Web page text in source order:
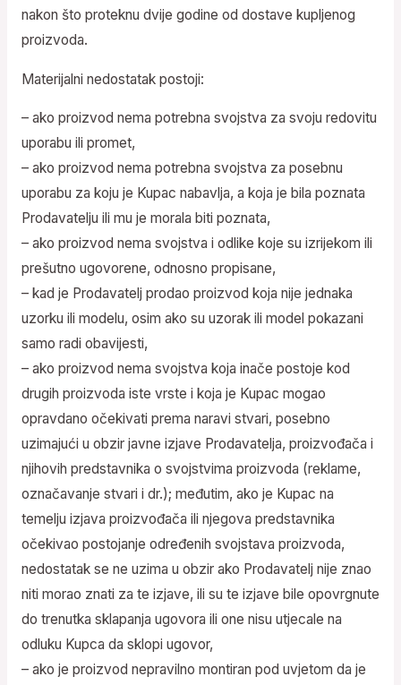
nakon što proteknu dvije godine od dostave kupljenog
proizvoda.
Materijalni nedostatak postoji:
– ako proizvod nema potrebna svojstva za svoju redovitu
uporabu ili promet,
– ako proizvod nema potrebna svojstva za posebnu
uporabu za koju je Kupac nabavlja, a koja je bila poznata
Prodavatelju ili mu je morala biti poznata,
– ako proizvod nema svojstva i odlike koje su izrijekom ili
prešutno ugovorene, odnosno propisane,
– kad je Prodavatelj prodao proizvod koja nije jednaka
uzorku ili modelu, osim ako su uzorak ili model pokazani
samo radi obavijesti,
– ako proizvod nema svojstva koja inače postoje kod
drugih proizvoda iste vrste i koja je Kupac mogao
opravdano očekivati prema naravi stvari, posebno
uzimajući u obzir javne izjave Prodavatelja, proizvođača i
njihovih predstavnika o svojstvima proizvoda (reklame,
označavanje stvari i dr.); međutim, ako je Kupac na
temelju izjava proizvođača ili njegova predstavnika
očekivao postojanje određenih svojstava proizvoda,
nedostatak se ne uzima u obzir ako Prodavatelj nije znao
niti morao znati za te izjave, ili su te izjave bile opovrgnute
do trenutka sklapanja ugovora ili one nisu utjecale na
odluku Kupca da sklopi ugovor,
– ako je proizvod nepravilno montiran pod uvjetom da je